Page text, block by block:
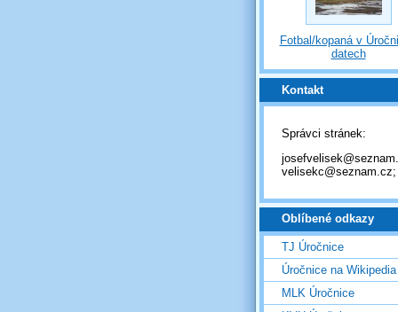
Fotbal/kopaná v
datech
Kontakt
Správci stránek:
velisekc@seznam.cz;
Oblíbené odkazy
TJ Úročnice
Úročnice na Wikipedia
MLK Úročnice